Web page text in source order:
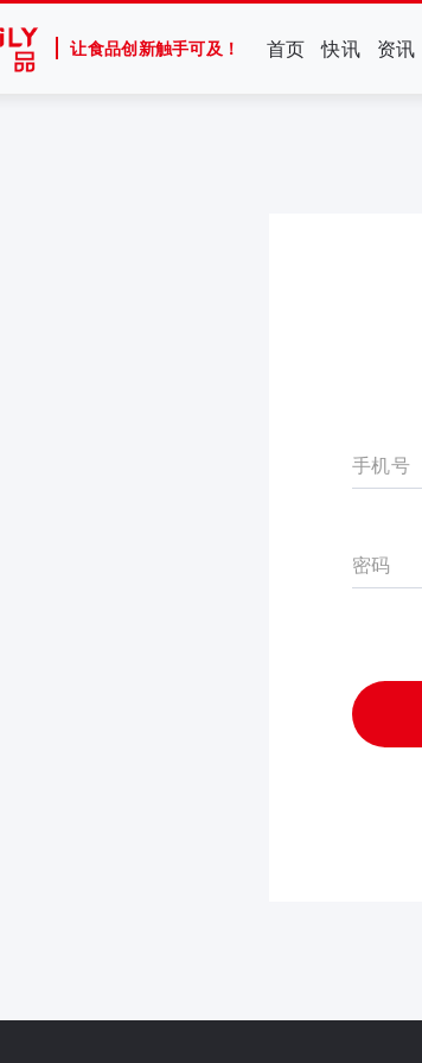
让食品创新触手可及！ 首页 快讯 资讯
手机号
密码